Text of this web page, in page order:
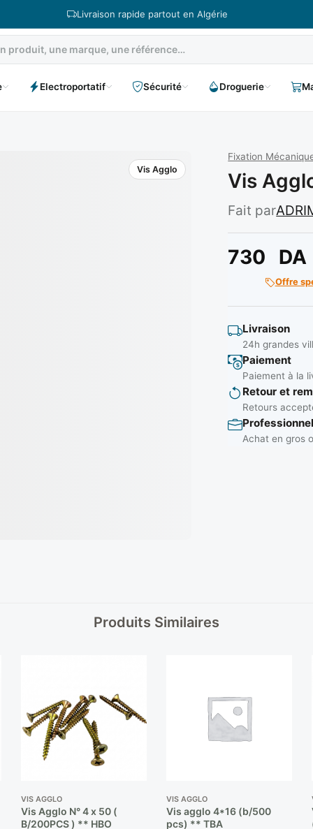
Livraison rapide partout en Algérie
Electroportatif Sécurité Droguerie
Vis Agglo
Fixation
Vis
Fait par
730 DA
Offre
Livraison
24h grandes
Paiement
Paiement à la
Retour et
Retours
Achat en gros
Produits Similaires
VIS AGGLO
Vis Agglo N° 4 x 50 (
B/200PCS ) ** HBO
VIS AGGLO
Vis agglo 4*16 (b/500
pcs) ** TBA